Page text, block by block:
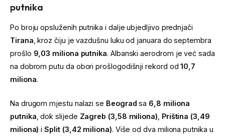
putnika
Po broju opsluženih putnika i dalje ubjedljivo prednjači
Tirana , kroz čiju je vazdušnu luku od januara do septembra
prošlo 9,03 miliona putnika. Albanski aerodrom je već sada
na dobrom putu da obori prošlogodišnji rekord od10,7
miliona.
Na drugom mjestu nalazi se Beograd sa 6,8 miliona
putnika , dok slijede Zagreb (3,58 miliona) Priština (3,49
miliona) iSplit (3,42 miliona). Više od dva miliona putnika u